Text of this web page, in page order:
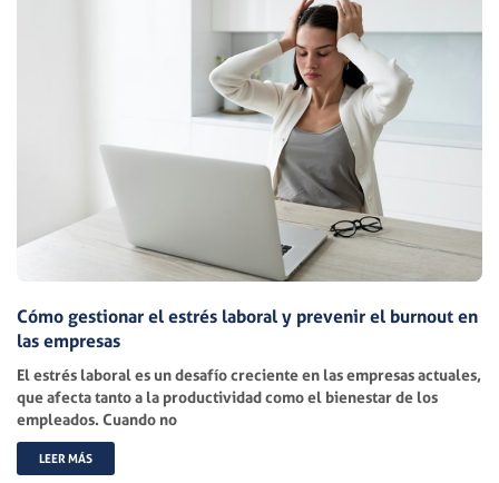
Cómo gestionar el estrés laboral y prevenir el burnout en
las empresas
El estrés laboral es un desafío creciente en las empresas actuales,
que afecta tanto a la productividad como el bienestar de los
empleados. Cuando no
LEER MÁS